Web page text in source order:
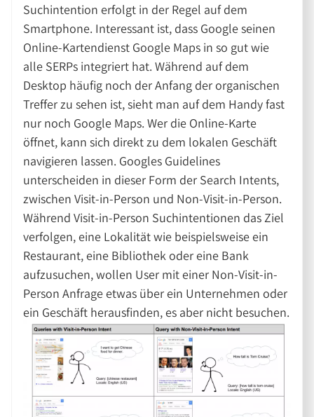
Suchintention erfolgt in der Regel auf dem
Smartphone. Interessant ist, dass Google seinen
Online-Kartendienst Google Maps in so gut wie
alle SERPs integriert hat. Während auf dem
Desktop häufig noch der Anfang der organischen
Treffer zu sehen ist, sieht man auf dem Handy fast
nur noch Google Maps. Wer die Online-Karte
öffnet, kann sich direkt zu dem lokalen Geschäft
navigieren lassen. Googles Guidelines
unterscheiden in dieser Form der Search Intents,
zwischen Visit-in-Person und Non-Visit-in-Person.
Während Visit-in-Person Suchintentionen das Ziel
verfolgen, eine Lokalität wie beispielsweise ein
Restaurant, eine Bibliothek oder eine Bank
aufzusuchen, wollen User mit einer Non-Visit-in-
Person Anfrage etwas über ein Unternehmen oder
ein Geschäft herausfinden, es aber nicht besuchen.